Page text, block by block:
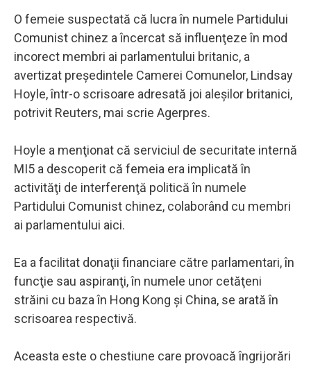
O femeie suspectată că lucra în numele Partidului
Comunist chinez a încercat să influenţeze în mod
incorect membri ai parlamentului britanic, a
avertizat preşedintele Camerei Comunelor, Lindsay
Hoyle, într-o scrisoare adresată joi aleşilor britanici,
potrivit Reuters, mai scrie Agerpres.
Hoyle a menţionat că serviciul de securitate internă
MI5 a descoperit că femeia era implicată în
activităţi de interferenţă politică în numele
Partidului Comunist chinez, colaborând cu membri
ai parlamentului aici.
Ea a facilitat donaţii financiare către parlamentari, în
funcţie sau aspiranţi, în numele unor cetăţeni
străini cu baza în Hong Kong şi China, se arată în
scrisoarea respectivă.
Aceasta este o chestiune care provoacă îngrijorări